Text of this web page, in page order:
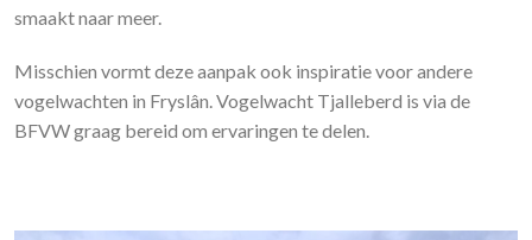
smaakt naar meer.
Misschien vormt deze aanpak ook inspiratie voor andere
vogelwachten in Fryslân. Vogelwacht Tjalleberd is via de
BFVW graag bereid om ervaringen te delen.